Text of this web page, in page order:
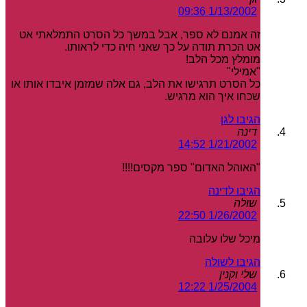
1/13/2002 09:36
זה אמנם לא ספר, אבל במשך כל הסרט התמלאתי אט
אט הכרת תודה על כך שאני חיה כדי לראותו.
מומלץ מכל הלב!
"אמילי"
כל הסרט תרגישו את הלב, גם אלה שמזמן איבדו אותו או
שכחו איך הוא מרגיש.
הגיבו לגן
דינה
1/21/2002 14:52
"האוהל האדום" ספר מקסים!!!!
הגיבו לדינה
שולה
1/26/2002 22:50
מיכל שלו עלובה
הגיבו לשולה
שלי וקנין
1/25/2004 12:22